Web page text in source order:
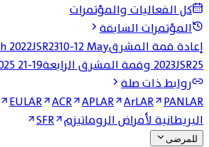
كل الفعاليات والمؤتمرات
المؤتمرات السابقة
إعادة قمة المشرق
2022JSR2310-12 May
2023JSR25 وقمة المشرق الرابعة
19-21 November 2025
روابط ذات صلة
EULAR ACR APLAR ArLAR PANLAR
البريطانية لأمراض الروماتيزم SFR
للمرضى